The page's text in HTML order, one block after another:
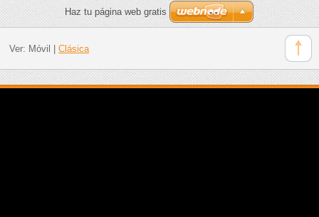
Haz tu página web gratis
Ver: Móvil Clásica